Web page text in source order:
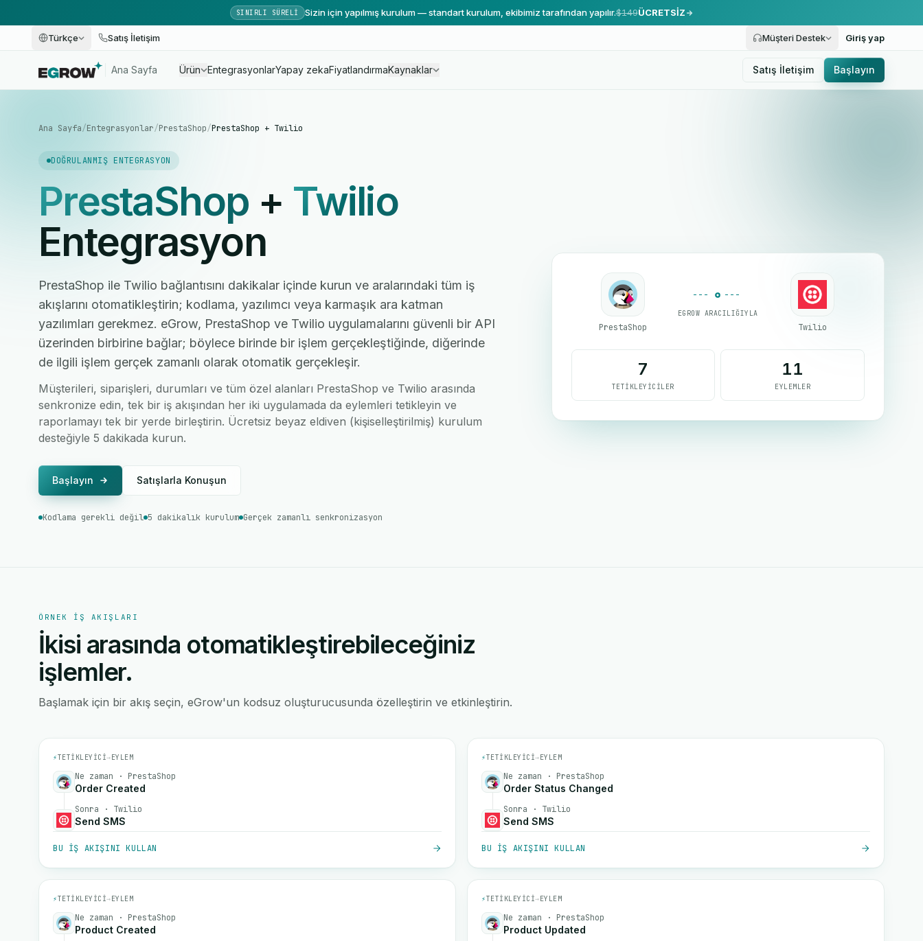
SINIRLI SÜRELI Sizin için yapılmış kurulum — standart kurulum, ekibimiz tarafından yapılır.$149ÜCRETSİZ
Türkçe Satış İletişim Müşteri Destek Giriş yap
Ana Sayfa Ürün EntegrasyonlarYapay zekaFiyatlandırmaKaynaklar Satış İletişim Başlayın
Ana Sayfa/Entegrasyonlar/PrestaShop/PrestaShop + Twilio
DOĞRULANMIŞ ENTEGRASYON
PrestaShop + Twilio
Entegrasyon
PrestaShop ile Twilio bağlantısını dakikalar içinde kurun ve aralarındaki tüm iş
akışlarını otomatikleştirin; kodlama, yazılımcı veya karmaşık ara katman
yazılımları gerekmez. eGrow, PrestaShop ve Twilio uygulamalarını güvenli bir API
üzerinden birbirine bağlar; böylece birinde bir işlem gerçekleştiğinde, diğerinde
de ilgili işlem gerçek zamanlı olarak otomatik gerçekleşir.
Müşterileri, siparişleri, durumları ve tüm özel alanları PrestaShop ve Twilio arasında
senkronize edin, tek bir iş akışından her iki uygulamada da eylemleri tetikleyin ve
raporlamayı tek bir yerde birleştirin. Ücretsiz beyaz eldiven (kişiselleştirilmiş) kurulum
desteğiyle 5 dakikada kurun.
Başlayın Satışlarla Konuşun
Kodlama gerekli değil 5 dakikalık kurulum Gerçek zamanlı senkronizasyon
PrestaShop
EGROW ARACILIĞIYLA
Twilio
7
TETIKLEYICILER
11
EYLEMLER
ÖRNEK IŞ AKIŞLARI
İkisi arasında otomatikleştirebileceğiniz
işlemler.
Başlamak için bir akış seçin, eGrow'un kodsuz oluşturucusunda özelleştirin ve etkinleştirin.
⚡TETIKLEYICI→EYLEM
Ne zaman · PrestaShop
Order Created
Sonra · Twilio
Send SMS
BU IŞ AKIŞINI KULLAN
⚡TETIKLEYICI→EYLEM
Ne zaman · PrestaShop
Order Status Changed
Sonra · Twilio
Send SMS
BU IŞ AKIŞINI KULLAN
⚡TETIKLEYICI→EYLEM
Ne zaman · PrestaShop
Product Created
⚡TETIKLEYICI→EYLEM
Ne zaman · PrestaShop
Product Updated